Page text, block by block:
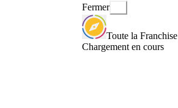
Fermer
Toute la Franchise
Chargement en cours